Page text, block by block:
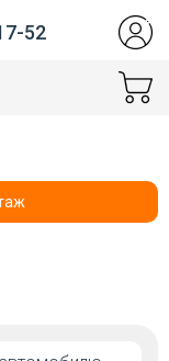
52